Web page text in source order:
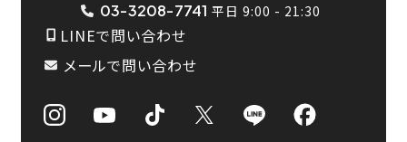
03-3208-7741 平日 9:00 - 21:30
LINEで問い合わせ
メールで問い合わせ